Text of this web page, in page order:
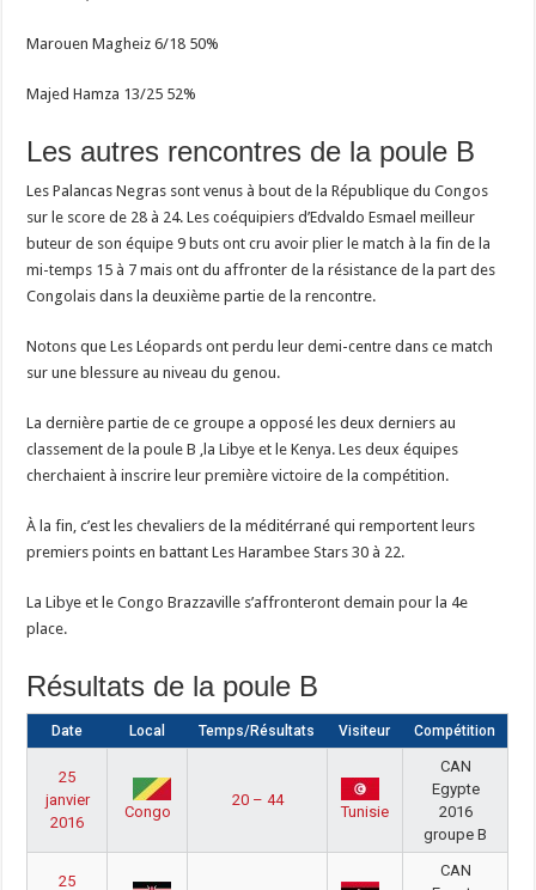
Marouen Magheiz 6/18 50%
Majed Hamza 13/25 52%
Les autres rencontres de la poule B
Les Palancas Negras sont venus à bout de la République du Congos
sur le score de 28 à 24. Les coéquipiers d’Edvaldo Esmael meilleur
buteur de son équipe 9 buts ont cru avoir plier le match à la fin de la
mi-temps 15 à 7 mais ont du affronter de la résistance de la part des
Congolais dans la deuxième partie de la rencontre.
Notons que Les Léopards ont perdu leur demi-centre dans ce match
sur une blessure au niveau du genou.
La dernière partie de ce groupe a opposé les deux derniers au
classement de la poule B ,la Libye et le Kenya. Les deux équipes
cherchaient à inscrire leur première victoire de la compétition.
À la fin, c’est les chevaliers de la méditérrané qui remportent leurs
premiers points en battant Les Harambee Stars 30 à 22.
La Libye et le Congo Brazzaville s’affronteront demain pour la 4e
place.
Résultats de la poule B
Date Local Temps/Résultats Visiteur Compétition
25
janvier
2016
Congo
20 – 44
Tunisie
CAN
Egypte
2016
groupe B
25
CAN